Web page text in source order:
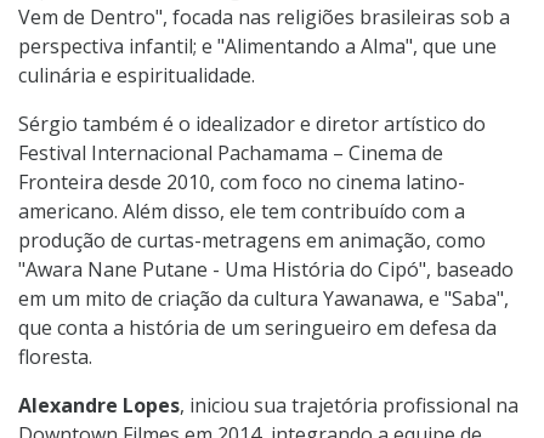
Vem de Dentro", focada nas religiões brasileiras sob a
perspectiva infantil; e "Alimentando a Alma", que une
culinária e espiritualidade.
Sérgio também é o idealizador e diretor artístico do
Festival Internacional Pachamama – Cinema de
Fronteira desde 2010, com foco no cinema latino-
americano. Além disso, ele tem contribuído com a
produção de curtas-metragens em animação, como
"Awara Nane Putane - Uma História do Cipó", baseado
em um mito de criação da cultura Yawanawa, e "Saba",
que conta a história de um seringueiro em defesa da
floresta.
Alexandre Lopes, iniciou sua trajetória profissional na